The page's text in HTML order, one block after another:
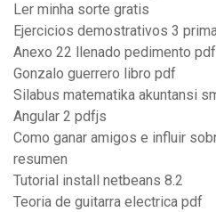
Ler minha sorte gratis
Ejercicios demostrativos 3
Anexo 22 llenado pedimento pdf
Gonzalo guerrero libro pdf
Silabus matematika akuntansi
Angular 2 pdfjs
Como ganar amigos e influir
resumen
Tutorial install netbeans 8.2
Teoria de guitarra electrica pdf